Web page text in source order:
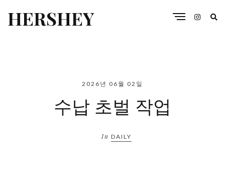
HERSHEY
2026년 06월 02일
수납 초벌 작업
In DAILY